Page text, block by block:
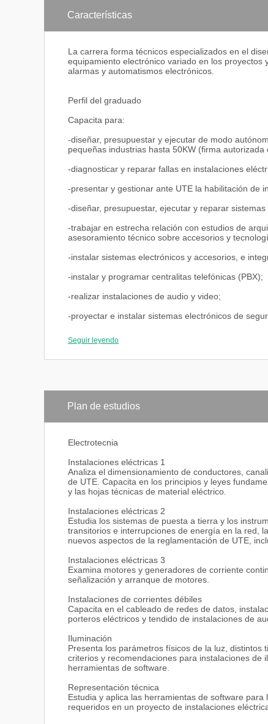
Características
La carrera forma técnicos especializados en el
equipamiento electrónico variado en los
alarmas y automatismos electrónicos.
Perfil del graduado
Capacita para:
-diseñar, presupuestar y ejecutar de modo
pequeñas industrias hasta 50KW (firma
-diagnosticar y reparar fallas en instalaciones
-presentar y gestionar ante UTE la habilitación de
-diseñar, presupuestar, ejecutar y reparar
-trabajar en estrecha relación con estudios de
asesoramiento técnico sobre accesorios y
-instalar sistemas electrónicos y accesorios, e
-instalar y programar centralitas telefónicas (PBX);
-realizar instalaciones de audio y video;
-proyectar e instalar sistemas electrónicos de
-programar e instalar controladores lógicos
-intervenir en el sector comercial, ejerciendo la
La universidad brinda servicios de apoyo a
presentación a entrevistas de selección laboral,
los graduados en bases de datos de las
Seguir leyendo
Plan de estudios
Electrotecnia
Instalaciones eléctricas 1
Analiza el dimensionamiento de conductores,
de UTE. Capacita en los principios y leyes
y las hojas técnicas de material eléctrico.
Instalaciones eléctricas 2
Estudia los sistemas de puesta a tierra y los
transitorios e interrupciones de energía en la red,
nuevos aspectos de la reglamentación de UTE,
Instalaciones eléctricas 3
Examina motores y generadores de corriente
señalización y arranque de motores.
Instalaciones de corrientes débiles
Capacita en el cableado de redes de datos,
porteros eléctricos y tendido de instalaciones de
Iluminación
Presenta los parámetros físicos de la luz,
criterios y recomendaciones para instalaciones de
herramientas de software.
Representación técnica
Estudia y aplica las herramientas de software
requeridos en un proyecto de instalaciones